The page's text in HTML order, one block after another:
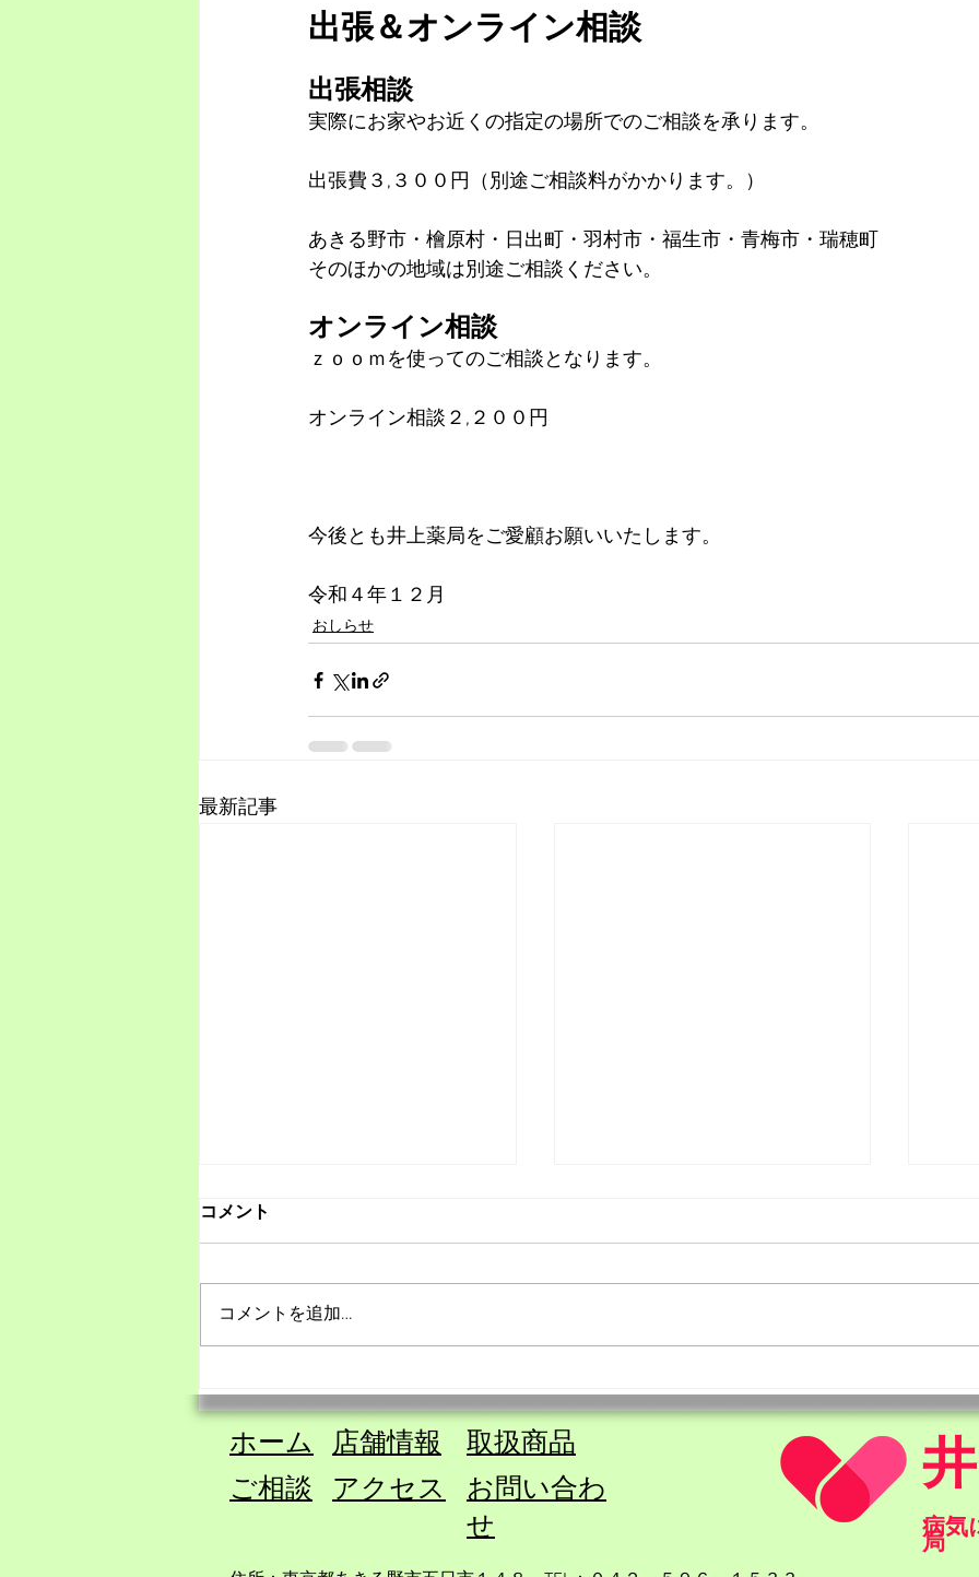
出張＆オンライン相談
出張相談
実際にお家やお近くの指定の場所でのご相談を承ります。
出張費３,３００円（別途ご相談料がかかります。）
あきる野市・檜原村・日出町・羽村市・福生市・青梅市・瑞穂町
そのほかの地域は別途ご相談ください。
オンライン相談
ｚｏｏｍを使ってのご相談となります。
オンライン相談２,２００円
今後とも井上薬局をご愛顧お願いいたします。
令和４年１２月
おしらせ
最新記事
ご相談内容と料金設定の変更
談」を中心としていましたが、
このたび 相談内容を枠にとらわ
れず、より幅広くお受けできる形
こと 日々の悩みごと 人間関係・
感情 無意識の反応 氣の巡りや内
側のお話 必要に応じた各種セッ
ション（チャネリングセッション
／カードリーディング／ゼノバイ
コメント
コメントを追加…
ホーム ​店舗情報
​アクセス
ご相談
​取扱商品
​お問い合わ
せ
病気
局